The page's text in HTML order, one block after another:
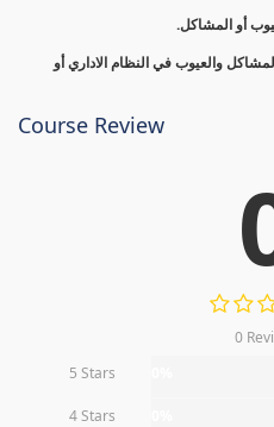
أو المشاكل.
والعيوب في النظام الاداري أو
Course Review
0
5 Stars
4 Stars